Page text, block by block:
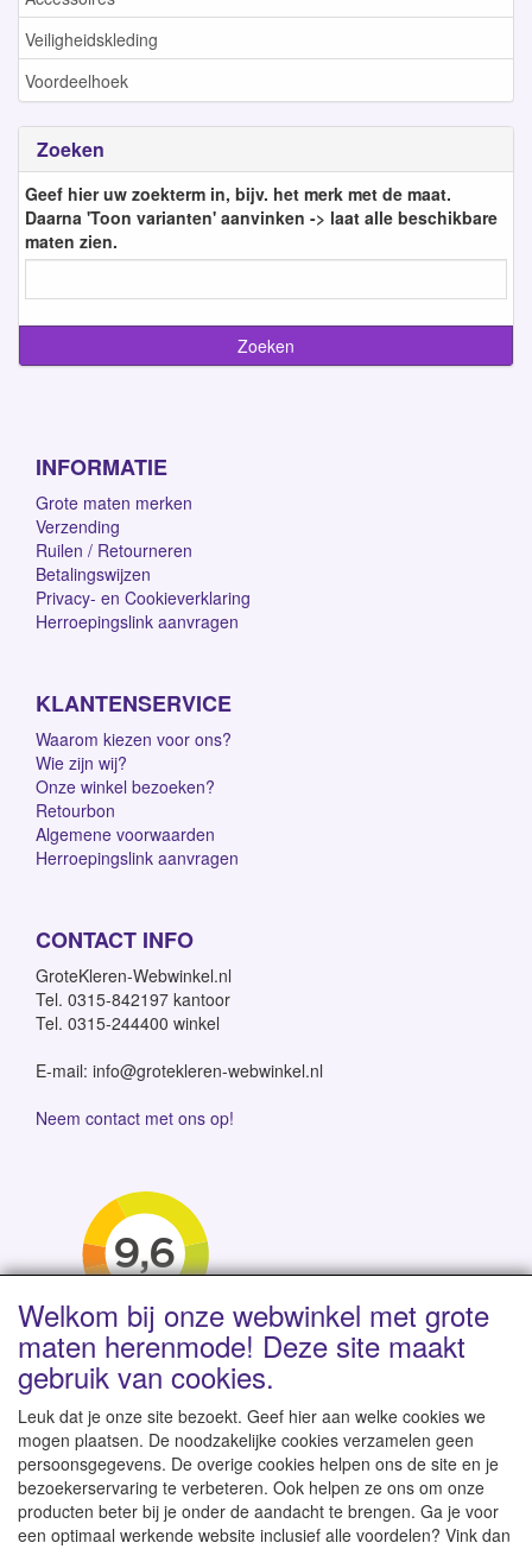
Veiligheidskleding
Voordeelhoek
Zoeken
Geef hier uw zoekterm in, bijv. het merk met de maat.
Daarna 'Toon varianten' aanvinken -> laat alle beschikbare
maten zien.
INFORMATIE
Grote maten merken
Verzending
Ruilen / Retourneren
Betalingswijzen
Privacy- en Cookieverklaring
Herroepingslink aanvragen
KLANTENSERVICE
Waarom kiezen voor ons?
Wie zijn wij?
Onze winkel bezoeken?
Retourbon
Algemene voorwaarden
Herroepingslink aanvragen
CONTACT INFO
GroteKleren-Webwinkel.nl
Tel. 0315-842197 kantoor
Tel. 0315-244400 winkel
E-mail: info@grotekleren-webwinkel.nl
Neem contact met ons op!
Levertijd 1-2 werkdagen | Vanaf € 95 gratis verzending
binnen NL | Direct leverbaar uit eigen voorraad
Welkom bij onze webwinkel met grote
maten herenmode! Deze site maakt
gebruik van cookies.
Leuk dat je onze site bezoekt. Geef hier aan welke cookies we
mogen plaatsen. De noodzakelijke cookies verzamelen geen
persoonsgegevens. De overige cookies helpen ons de site en je
bezoekerservaring te verbeteren. Ook helpen ze ons om onze
producten beter bij je onder de aandacht te brengen. Ga je voor
een optimaal werkende website inclusief alle voordelen? Vink dan